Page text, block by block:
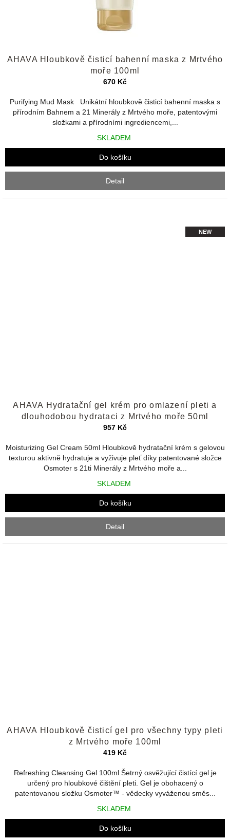
hodnocení
produktu
je
z
5
hvězdiček.
AHAVA Hloubkově čisticí bahenní maska z Mrtvého
moře 100ml
670 Kč
Purifying Mud Mask Unikátní hloubkově čisticí bahenní maska s
přírodním Bahnem a 21 Minerály z Mrtvého moře, patentovými
složkami a přírodními ingrediencemi,...
SKLADEM
Do košíku
Detail
NEW
hodnocení
produktu
je
z
5
hvězdiček.
AHAVA Hydratační gel krém pro omlazení pleti a
dlouhodobou hydrataci z Mrtvého moře 50ml
957 Kč
Moisturizing Gel Cream 50ml Hloubkově hydratační krém s gelovou
texturou aktivně hydratuje a vyživuje pleť díky patentované složce
Osmoter s 21ti Minerály z Mrtvého moře a...
SKLADEM
Do košíku
Detail
hodnocení
produktu
je
z
5
hvězdiček.
AHAVA Hloubkově čisticí gel pro všechny typy pleti
z Mrtvého moře 100ml
419 Kč
Refreshing Cleansing Gel 100ml Šetrný osvěžující čistící gel je
určený pro hloubkové čištění pleti. Gel je obohacený o
patentovanou složku Osmoter™ - vědecky vyváženou směs...
SKLADEM
Do košíku